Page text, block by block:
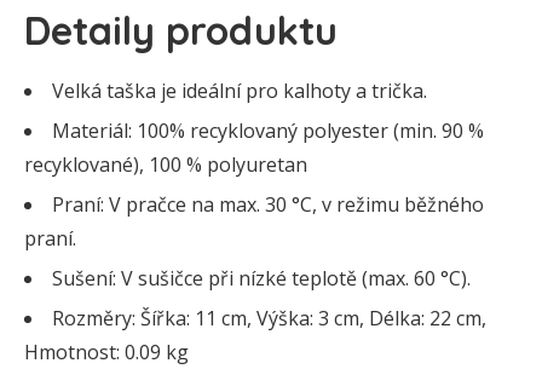
Detaily produktu
Velká taška je ideální pro kalhoty a trička.
Materiál: 100% recyklovaný polyester (min. 90 %
recyklované), 100 % polyuretan
Praní: V pračce na max. 30 °C, v režimu běžného
praní.
Sušení: V sušičce při nízké teplotě (max. 60 °C).
Rozměry: Šířka: 11 cm, Výška: 3 cm, Délka: 22 cm,
Hmotnost: 0.09 kg